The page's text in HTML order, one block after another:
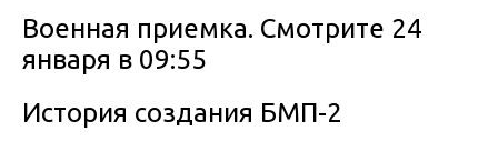
Военная приемка. Смотрите 24
января в 09:55
История создания БМП-2